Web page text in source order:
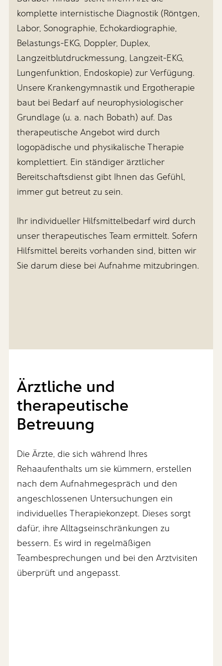
komplette internistische Diagnostik (Röntgen,
Labor, Sonographie, Echokardiographie,
Belastungs-EKG, Doppler, Duplex,
Langzeitblutdruckmessung, Langzeit-EKG,
Lungenfunktion, Endoskopie) zur Verfügung.
Unsere Krankengymnastik und Ergotherapie
baut bei Bedarf auf neurophysiologischer
Grundlage (u. a. nach Bobath) auf. Das
therapeutische Angebot wird durch
logopädische und physikalische Therapie
komplettiert. Ein ständiger ärztlicher
Bereitschaftsdienst gibt Ihnen das Gefühl,
immer gut betreut zu sein.
Ihr individueller Hilfsmittelbedarf wird durch
unser therapeutisches Team ermittelt. Sofern
Hilfsmittel bereits vorhanden sind, bitten wir
Sie darum diese bei Aufnahme mitzubringen.
Ärztliche und
therapeutische
Betreuung
Die Ärzte, die sich während Ihres
Rehaaufenthalts um sie kümmern, erstellen
nach dem Aufnahmegespräch und den
angeschlossenen Untersuchungen ein
individuelles Therapiekonzept. Dieses sorgt
dafür, ihre Alltagseinschränkungen zu
bessern. Es wird in regelmäßigen
Teambesprechungen und bei den Arztvisiten
überprüft und angepasst.